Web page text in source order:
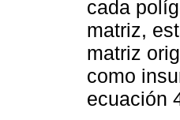
cada
matriz,
matriz
como
ecuación